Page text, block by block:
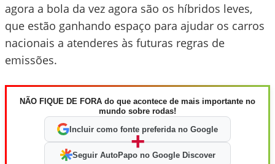
agora a bola da vez agora são os híbridos leves,
que estão ganhando espaço para ajudar os carros
nacionais a atenderes às futuras regras de
emissões.
NÃO FIQUE DE FORA do que acontece de mais importante no
mundo sobre rodas!
Incluir como fonte preferida no Google
+
Seguir AutoPapo no Google Discover